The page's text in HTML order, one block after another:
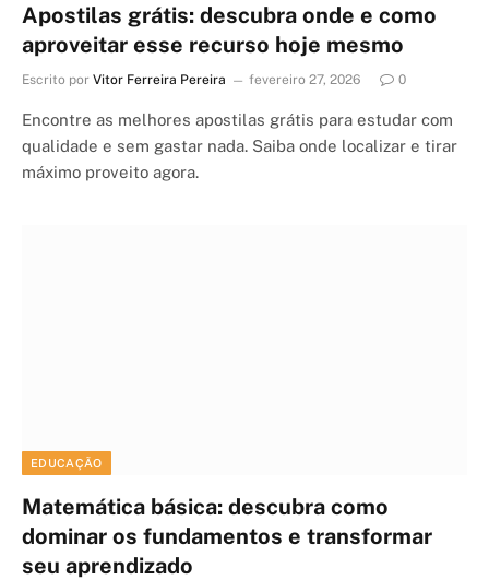
Apostilas grátis: descubra onde e como
aproveitar esse recurso hoje mesmo
Escrito por Vitor Ferreira Pereira fevereiro 27, 2026 0
Encontre as melhores apostilas grátis para estudar com
qualidade e sem gastar nada. Saiba onde localizar e tirar
máximo proveito agora.
EDUCAÇÃO
Matemática básica: descubra como
dominar os fundamentos e transformar
seu aprendizado